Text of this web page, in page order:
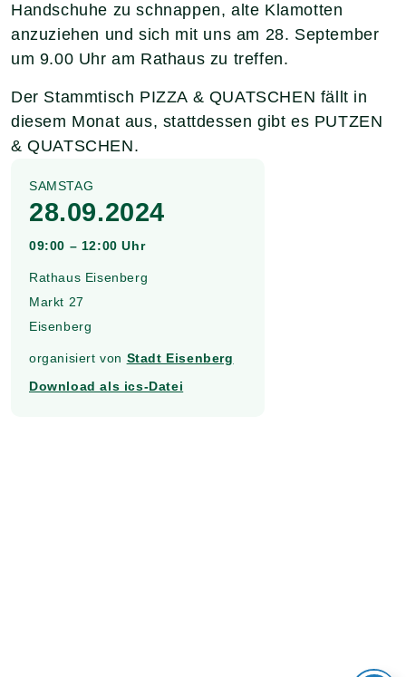
Handschuhe zu schnappen, alte Klamotten
anzuziehen und sich mit uns am 28. September
um 9.00 Uhr am Rathaus zu treffen.
Der Stammtisch PIZZA & QUATSCHEN fällt in
diesem Monat aus, stattdessen gibt es PUTZEN
& QUATSCHEN.
SAMSTAG
28.09.2024
09:00 – 12:00 Uhr
Rathaus Eisenberg
Markt 27
Eisenberg
organisiert von Stadt Eisenberg
Download als ics-Datei